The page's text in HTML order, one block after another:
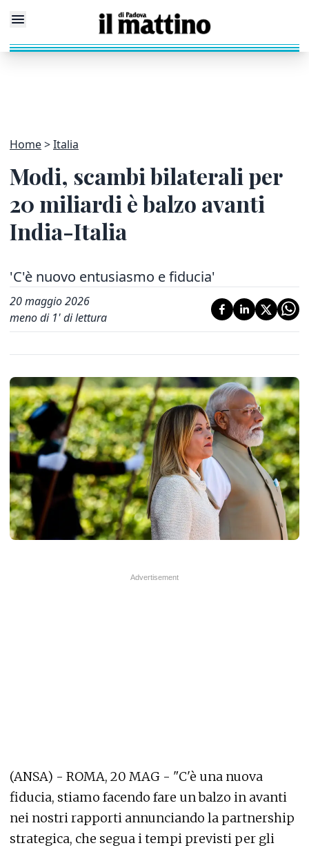
Home Italia
Modi, scambi bilaterali per
20 miliardi è balzo avanti
India-Italia
'C'è nuovo entusiasmo e fiducia'
20 maggio 2026
meno di 1' di lettura
(ANSA) - ROMA, 20 MAG - "C'è una nuova
fiducia, stiamo facendo fare un balzo in avanti
nei nostri rapporti annunciando la partnership
strategica, che segua i tempi previsti per gli